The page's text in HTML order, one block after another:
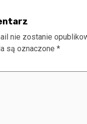
nie zostanie
są oznaczone *